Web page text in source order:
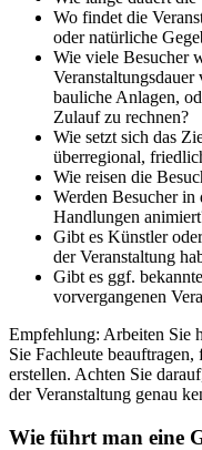
Wo findet die
oder natürliche
Wie viele Besucher
bauliche Anlagen,
Zulauf zu rechnen?
Wie setzt sich das
überregional,
Wie reisen die
Werden Besucher in
Handlungen
Gibt es Künstler
der Veranstaltung
Gibt es ggf.
vorvergangenen
Empfehlung: Arbeiten Sie
Sie Fachleute
erstellen. Achten Sie
der Veranstaltung genau
Wie führt man eine